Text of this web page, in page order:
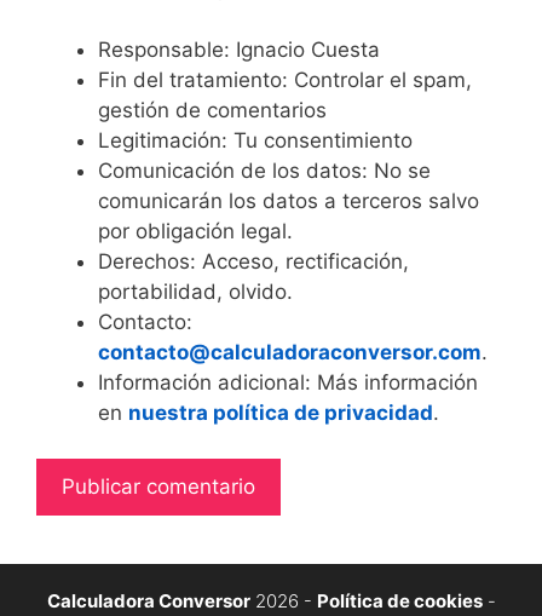
Responsable: Ignacio Cuesta
Fin del tratamiento: Controlar el spam,
gestión de comentarios
Legitimación: Tu consentimiento
Comunicación de los datos: No se
comunicarán los datos a terceros salvo
por obligación legal.
Derechos: Acceso, rectificación,
portabilidad, olvido.
Contacto:
contacto@calculadoraconversor.com.
Información adicional: Más información
en nuestra política de privacidad.
Calculadora Conversor2026 - Política de cookies-